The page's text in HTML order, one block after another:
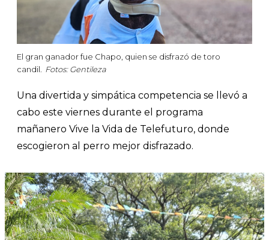
El gran ganador fue Chapo, quien se disfrazó de toro
candil.
Fotos: Gentileza
Una divertida y simpática competencia se llevó a
cabo este viernes durante el programa
mañanero Vive la Vida de Telefuturo, donde
escogieron al perro mejor disfrazado.